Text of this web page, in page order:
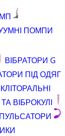
ПОМПИ
ВІБРАТОРИ G
ПІД ОДЯГ
КЛІТОРАЛЬНІ
ВІБРОКУЛІ
ПУЛЬСАТОРИ